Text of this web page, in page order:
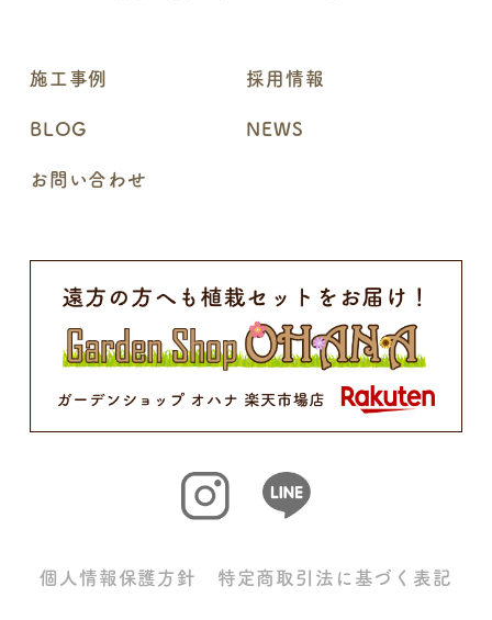
施工事例 採用情報
BLOG NEWS
お問い合わせ
個人情報保護方針 特定商取引法に基づく表記